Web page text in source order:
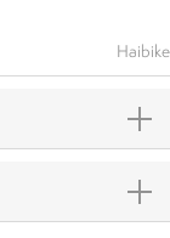
Haibike